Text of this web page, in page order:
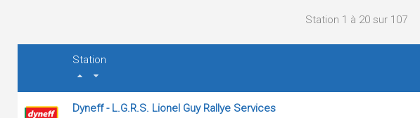
Station 1 à 20 sur 107
Station
Dyneff - L.G.R.S. Lionel Guy Rallye Services